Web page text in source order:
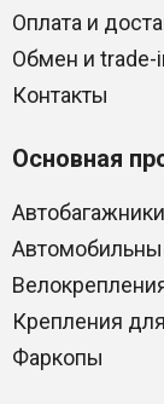
Оплата и
Обмен и trade-
Контакты
Основная
Автобагажники
Крепления
Фаркопы